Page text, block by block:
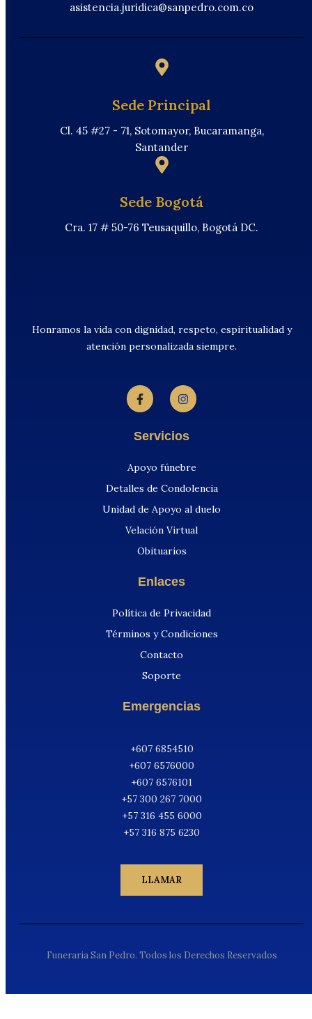
asistencia.juridica@sanpedro.com.co
Sede Principal
Cl. 45 #27 - 71, Sotomayor, Bucaramanga,
Santander
Sede Bogotá
Cra. 17 # 50-76 Teusaquillo, Bogotá DC.
Honramos la vida con dignidad, respeto, espiritualidad y
atención personalizada siempre.
Servicios
Apoyo fúnebre
Detalles de Condolencia
Unidad de Apoyo al duelo
Velación Virtual
Obituarios
Enlaces
Política de Privacidad
Términos y Condiciones
Contacto
Soporte
Emergencias
+607 6854510
+607 6576000
+607 6576101
+57 300 267 7000
+57 316 455 6000
+57 316 875 6230
LLAMAR
Funeraria San Pedro. Todos los Derechos Reservados